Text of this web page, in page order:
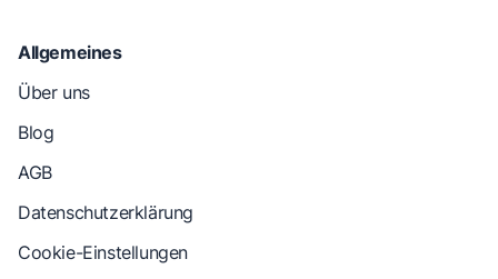
Allgemeines
Über uns
Blog
AGB
Datenschutzerklärung
Cookie-Einstellungen